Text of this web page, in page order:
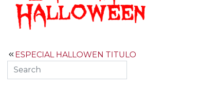
Navegación
de
entradas
ESPECIAL HALLOWEN TITULO